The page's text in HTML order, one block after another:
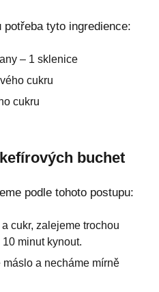
potřeba tyto ingredience:
– 1 sklenice
cukru
cukru
buchet
podle tohoto postupu:
cukr, zalejeme trochou
minut kynout.
a necháme mírně